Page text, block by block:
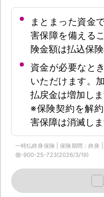
まとまった資金
害保障を備える
険金額は払込保
資金が必要なと
いただけます。
払戻金は増加しま
※保険契約を解
害保障は消滅しま
一時払終身保険 | 保険期間：終身
個-900-25-723(2026/3/19)